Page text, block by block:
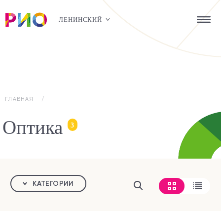
ЛЕНИНСКИЙ
ГЛАВНАЯ
Оптика 3
КАТЕГОРИИ